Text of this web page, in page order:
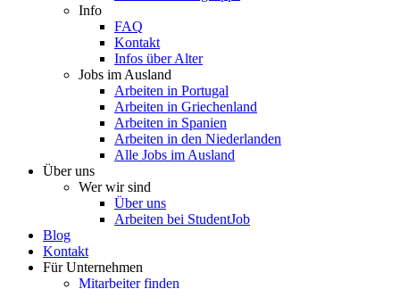
Info
FAQ
Kontakt
Infos über Alter
Jobs im Ausland
Arbeiten in Portugal
Arbeiten in Griechenland
Arbeiten in Spanien
Arbeiten in den Niederlanden
Alle Jobs im Ausland
Über uns
Wer wir sind
Über uns
Arbeiten bei StudentJob
Blog
Kontakt
Für Unternehmen
Mitarbeiter finden